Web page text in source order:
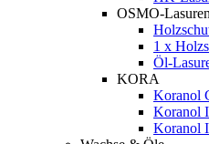
OSMO-Lasuren
1 x
Öl-
KORA
Koranol
Koranol
Koranol